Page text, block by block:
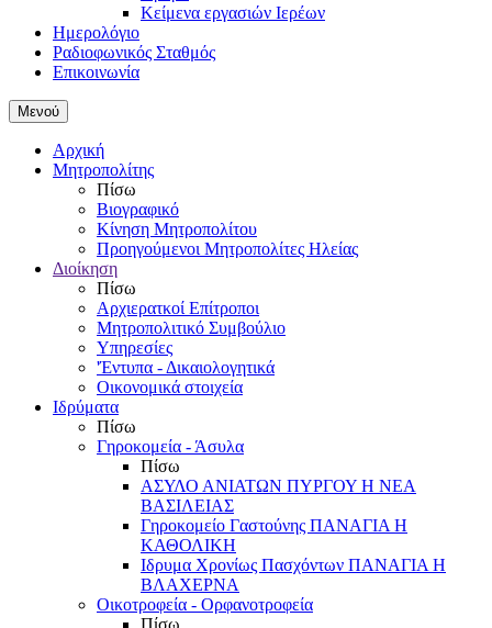
Κείμενα εργασιών Ιερέων
Ημερολόγιο
Ραδιοφωνικός Σταθμός
Επικοινωνία
Μενού
Αρχική
Μητροπολίτης
Πίσω
Βιογραφικό
Κίνηση Μητροπολίτου
Προηγούμενοι Μητροπολίτες Ηλείας
Διοίκηση
Πίσω
Αρχιερατκοί Επίτροποι
Μητροπολιτικό Συμβούλιο
Υπηρεσίες
'Έντυπα - Δικαιολογητικά
Οικονομικά στοιχεία
Ιδρύματα
Πίσω
Γηροκομεία - Άσυλα
Πίσω
ΑΣΥΛΟ ΑΝΙΑΤΩΝ ΠΥΡΓΟΥ Η ΝΕΑ
ΒΑΣΙΛΕΙΑΣ
Γηροκομείο Γαστούνης ΠΑΝΑΓΙΑ Η
ΚΑΘΟΛΙΚΗ
Ιδρυμα Χρονίως Πασχόντων ΠΑΝΑΓΙΑ Η
ΒΛΑΧΕΡΝΑ
Οικοτροφεία - Ορφανοτροφεία
Πίσω